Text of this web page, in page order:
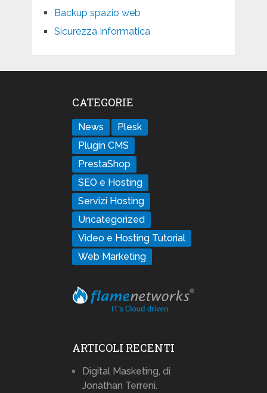
Backup spazio web
Sicurezza Informatica
CATEGORIE
News
Plesk
Plugin CMS
PrestaShop
SEO e Hosting
Servizi Hosting
Uncategorized
Video e Hosting Tutorial
Web Marketing
ARTICOLI RECENTI
Digital Masketing, di
Jonathan Terreni.